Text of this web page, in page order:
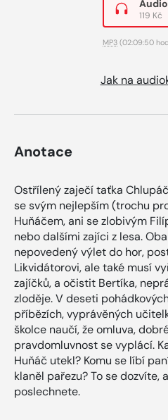
119 Kč
MP3 (02:09:50
Jak na
Anotace
Ostřílený zaječí taťka
se svým nejlepším (trochu
Huňáčem, ani se zlobivým
nebo dalšími zajíci z lesa.
nepovedený výlet do hor,
Likvidátorovi, ale také musí
zajíčků, a očistit Bertíka,
zloděje. V deseti
příbězích, vyprávěných
školce naučí, že omluva,
pravdomluvnost se vyplácí.
Huňáč utekl? Komu se líbí
klaněl pařezu? To se dozvíte,
poslechnete.